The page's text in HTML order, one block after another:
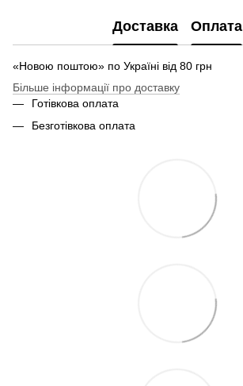
Доставка Оплата
«Новою поштою» по Україні від 80 грн
Більше інформації про доставку
Готівкова оплата
Безготівкова оплата